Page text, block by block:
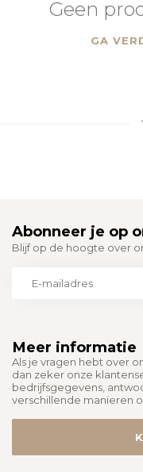
Geen
GA
Meer informatie
Als je vragen hebt over
dan zeker onze
bedrijfsgegevens,
verschillende manieren
Abonneer je op
Blijf op de hoogte over